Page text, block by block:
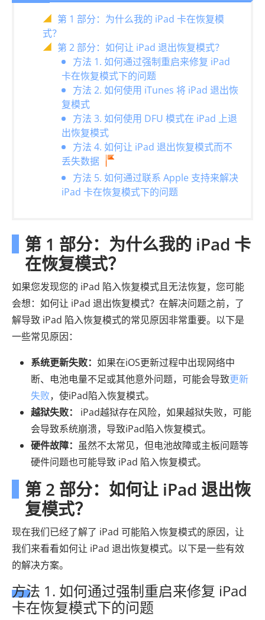
第 1 部分：为什么我的 iPad 卡在恢复模
式？
第 2 部分：如何让 iPad 退出恢复模式？
方法 1. 如何通过强制重启来修复 iPad
卡在恢复模式下的问题
方法 2. 如何使用 iTunes 将 iPad 退出恢
复模式
方法 3. 如何使用 DFU 模式在 iPad 上退
出恢复模式
方法 4. 如何让 iPad 退出恢复模式而不
丢失数据
方法 5. 如何通过联系 Apple 支持来解决
iPad 卡在恢复模式下的问题
第 1 部分：为什么我的 iPad 卡
在恢复模式？
如果您发现您的 iPad 陷入恢复模式且无法恢复，您可能
会想：如何让 iPad 退出恢复模式？在解决问题之前，了
解导致 iPad 陷入恢复模式的常见原因非常重要。以下是
一些常见原因：
系统更新失败： 如果在iOS更新过程中出现网络中
断、电池电量不足或其他意外问题，可能会导致更新
失败，使iPad陷入恢复模式。
越狱失败：
iPad越狱存在风险，如果越狱失败，可能
会导致系统崩溃，导致iPad陷入恢复模式。
硬件故障： 虽然不太常见，但电池故障或主板问题等
硬件问题也可能导致 iPad 陷入恢复模式。
第 2 部分：如何让 iPad 退出恢
复模式？
现在我们已经了解了 iPad 可能陷入恢复模式的原因，让
我们来看看如何让 iPad 退出恢复模式。以下是一些有效
的解决方案。
方法 1. 如何通过强制重启来修复 iPad
卡在恢复模式下的问题